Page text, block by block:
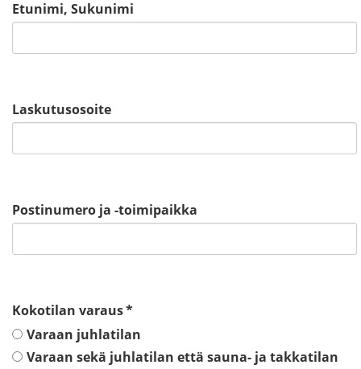
Etunimi, Sukunimi
Laskutusosoite
Postinumero ja -toimipaikka
Kokotilan varaus*
Varaan juhlatilan
Varaan sekä juhlatilan että sauna- ja takkatilan